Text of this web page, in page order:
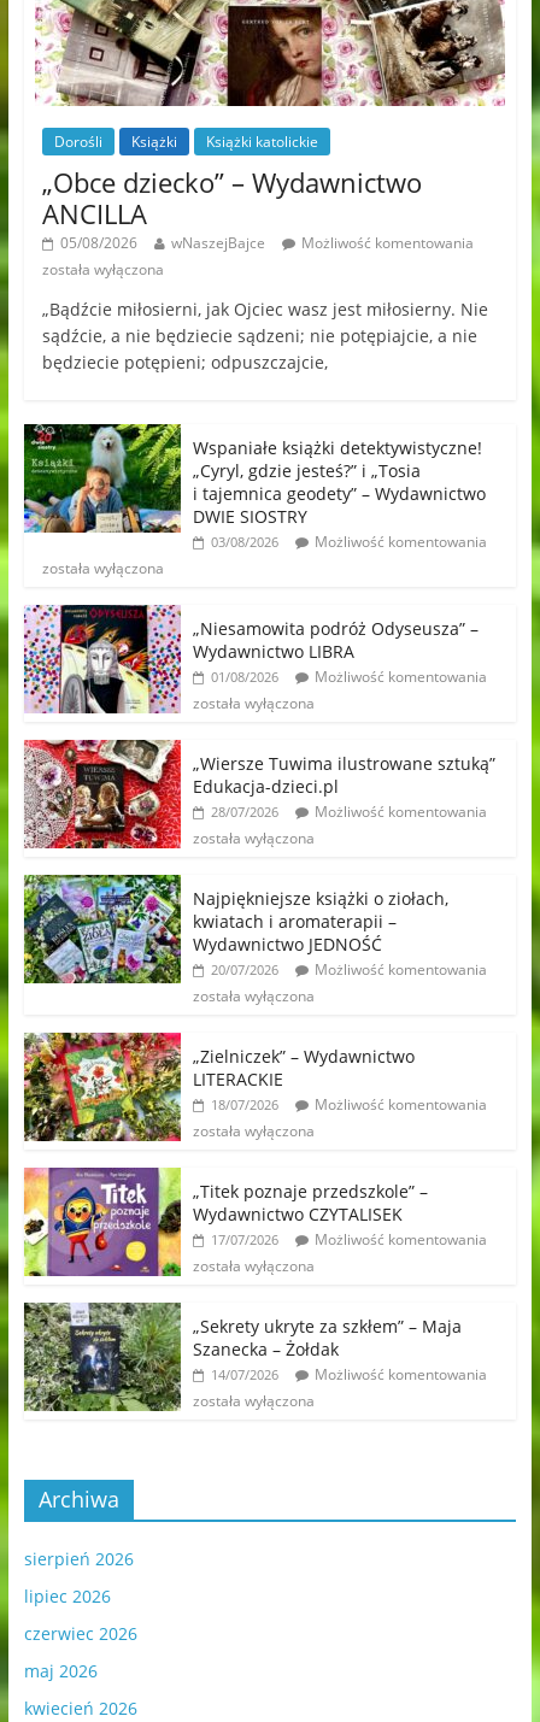
Dorośli Książki Książki katolickie
„Obce dziecko” – Wydawnictwo
ANCILLA
05/08/2026 wNaszejBajce
Możliwość komentowania
została wyłączona
„Bądźcie miłosierni, jak Ojciec wasz jest miłosierny. Nie
sądźcie, a nie będziecie sądzeni; nie potępiajcie, a nie
będziecie potępieni; odpuszczajcie,
Wspaniałe książki detektywistyczne!
„Cyryl, gdzie jesteś?” i „Tosia
i tajemnica geodety” – Wydawnictwo
DWIE SIOSTRY
03/08/2026
Możliwość komentowania
została wyłączona
„Niesamowita podróż Odyseusza” –
Wydawnictwo LIBRA
01/08/2026
Możliwość komentowania
została wyłączona
„Wiersze Tuwima ilustrowane sztuką”
Edukacja-dzieci.pl
28/07/2026
Możliwość komentowania
została wyłączona
Najpiękniejsze książki o ziołach,
kwiatach i aromaterapii –
Wydawnictwo JEDNOŚĆ
20/07/2026
Możliwość komentowania
została wyłączona
„Zielniczek” – Wydawnictwo
LITERACKIE
18/07/2026
Możliwość komentowania
została wyłączona
„Titek poznaje przedszkole” –
Wydawnictwo CZYTALISEK
17/07/2026
Możliwość komentowania
została wyłączona
„Sekrety ukryte za szkłem” – Maja
Szanecka – Żołdak
14/07/2026
Możliwość komentowania
została wyłączona
Archiwa
sierpień 2026
lipiec 2026
czerwiec 2026
maj 2026
kwiecień 2026